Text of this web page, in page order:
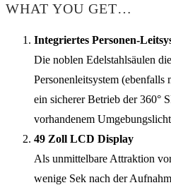
WHAT YOU GET…
Integriertes Personen-
Die noblen Edelstahlsäulen
Personenleitsystem
ein sicherer Betrieb der 360°
vorhandenem
49 Zoll LCD Display
Als unmittelbare Attraktion
wenige Sek nach der